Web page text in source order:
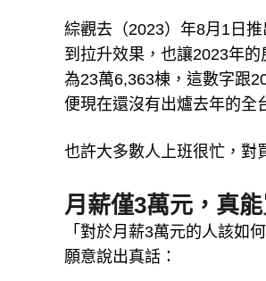
綜觀去（2023）年8月1日
到拉升效果，也讓2023年
為23萬6,363棟，這數字跟
便現在還沒有出爐去年的全
也許大多數人上班很忙，對
月薪僅3萬元，真
「對於月薪3萬元的人該如
願意說出真話：